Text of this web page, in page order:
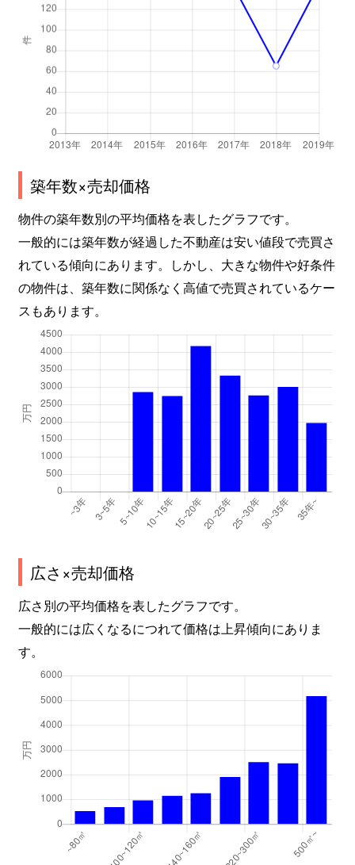
築年数×売却価格
物件の築年数別の平均価格を表したグラフです。
一般的には築年数が経過した不動産は安い値段で売買さ
れている傾向にあります。しかし、大きな物件や好条件
の物件は、築年数に関係なく高値で売買されているケー
スもあります。
広さ×売却価格
広さ別の平均価格を表したグラフです。
一般的には広くなるにつれて価格は上昇傾向にありま
す。